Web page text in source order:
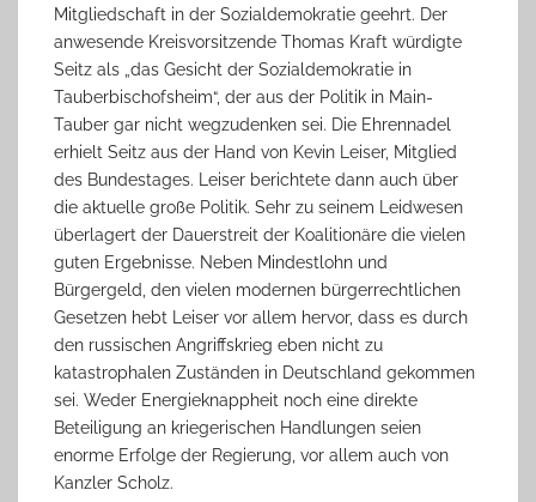
Mitgliedschaft in der Sozialdemokratie geehrt. Der
anwesende Kreisvorsitzende Thomas Kraft würdigte
Seitz als „das Gesicht der Sozialdemokratie in
Tauberbischofsheim“, der aus der Politik in Main-
Tauber gar nicht wegzudenken sei. Die Ehrennadel
erhielt Seitz aus der Hand von Kevin Leiser, Mitglied
des Bundestages. Leiser berichtete dann auch über
die aktuelle große Politik. Sehr zu seinem Leidwesen
überlagert der Dauerstreit der Koalitionäre die vielen
guten Ergebnisse. Neben Mindestlohn und
Bürgergeld, den vielen modernen bürgerrechtlichen
Gesetzen hebt Leiser vor allem hervor, dass es durch
den russischen Angriffskrieg eben nicht zu
katastrophalen Zuständen in Deutschland gekommen
sei. Weder Energieknappheit noch eine direkte
Beteiligung an kriegerischen Handlungen seien
enorme Erfolge der Regierung, vor allem auch von
Kanzler Scholz.